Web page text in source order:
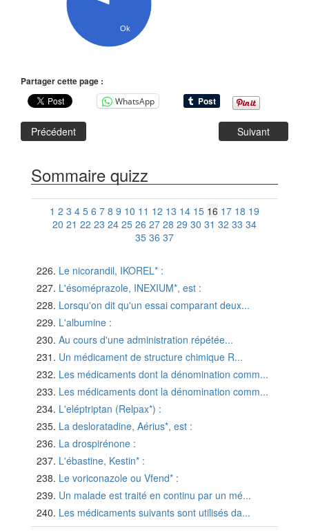
Ok
Partager cette page :
WhatsApp
Précédent Suivant
Sommaire quizz
1 2 3 4 5 6 7 8 9 10 11 12 13 14 15 16 17 18 19
20 21 22 23 24 25 26 27 28 29 30 31 32 33 34
35 36 37
Le nicorandil, IKOREL* :
L'ésoméprazole, INEXIUM*, est :
Lorsqu'on dit qu'un essai comparant deux...
L'albumine :
Au cours d'une administration répétée...
Un médicament de structure chimique R...
Les médicaments dont la dénomination comm...
Les médicaments dont la dénomination comm...
L'eléptriptan (Relpax*) :
La desloratadine, Aérius*, est :
La drospirénone :
L'ébastine, Kestin* :
Le voriconazole ou Vfend* :
Un malade est traité en continu par un mé...
Les médicaments suivants sont utilisés da...